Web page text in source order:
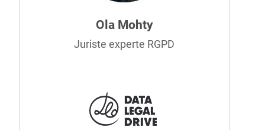
Ola Mohty
Juriste experte RGPD